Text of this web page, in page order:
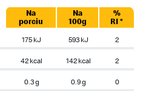
Na
porciu
Na
100g
%
RI *
175 kJ 593 kJ 2
42 kcal 142 kcal 2
0.3 g 0.9 g 0